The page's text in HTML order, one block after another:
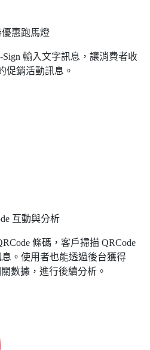
優惠跑馬燈
輸入文字訊息，讓消費者收
促銷活動訊息。
互動與分析
條碼，客戶掃描 QRCode
。使用者也能透過後台獲得
數據，進行後續分析。